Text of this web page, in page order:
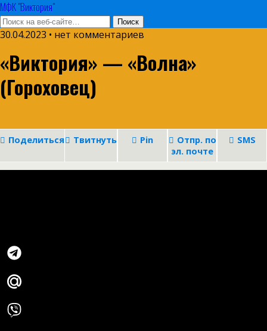
МФК "Виктория"
30.04.2023 • нет комментариев
«Виктория» — «Волна»
(Гороховец)
Поделиться Твитнуть Pin
Отпр. по
эл. почте
SMS